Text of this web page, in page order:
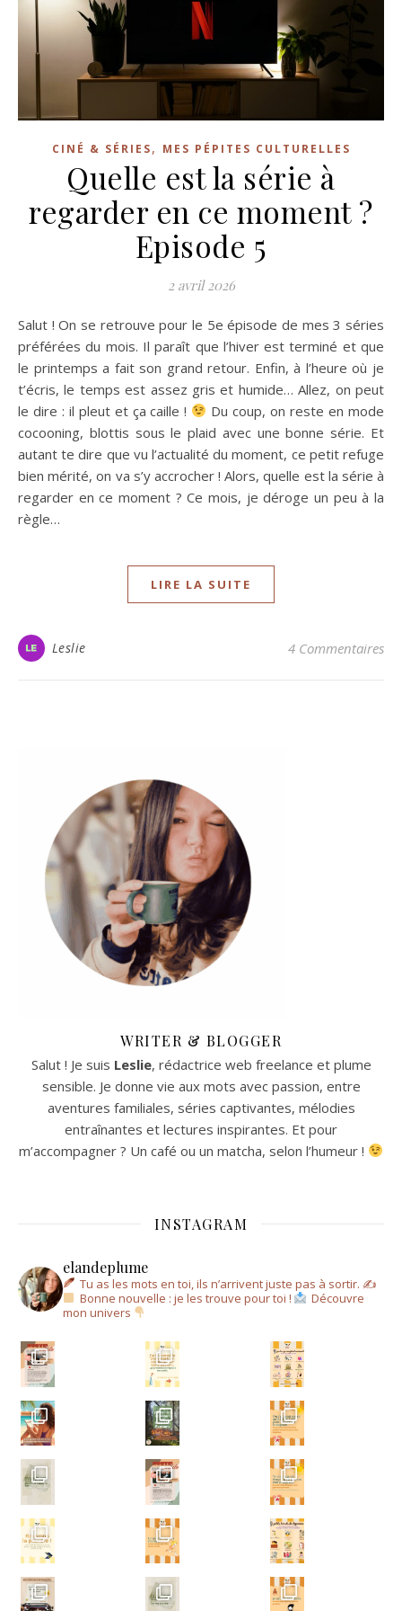
CINÉ & SÉRIES, MES PÉPITES CULTURELLES
Quelle est la série à
regarder en ce moment ?
Episode 5
2 avril 2026
Salut ! On se retrouve pour le 5e épisode de mes 3 séries
préférées du mois. Il paraît que l’hiver est terminé et que
le printemps a fait son grand retour. Enfin, à l’heure où je
t’écris, le temps est assez gris et humide… Allez, on peut
le dire : il pleut et ça caille !
Du coup, on reste en mode
cocooning, blottis sous le plaid avec une bonne série. Et
autant te dire que vu l’actualité du moment, ce petit refuge
bien mérité, on va s’y accrocher ! Alors, quelle est la série à
regarder en ce moment ? Ce mois, je déroge un peu à la
règle…
LIRE LA SUITE
Leslie 4 Commentaires
WRITER & BLOGGER
Salut ! Je suis Leslie, rédactrice web freelance et plume
sensible. Je donne vie aux mots avec passion, entre
aventures familiales, séries captivantes, mélodies
entraînantes et lectures inspirantes. Et pour
m’accompagner ? Un café ou un matcha, selon l’humeur !
INSTAGRAM
elandeplume
Tu as les mots en toi, ils n’arrivent juste pas à sortir. ✍
Bonne nouvelle : je les trouve pour toi !
Découvre
mon univers
Un a
Un ar
Écris-moi